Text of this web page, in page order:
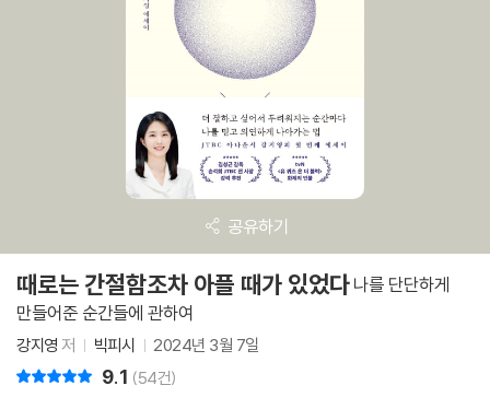
공유하기
때로는 간절함조차 아플 때가 있었다 나를 단단하게
만들어준 순간들에 관하여
강지영 저 빅피시 2024년 3월 7일
9.1 (54건)